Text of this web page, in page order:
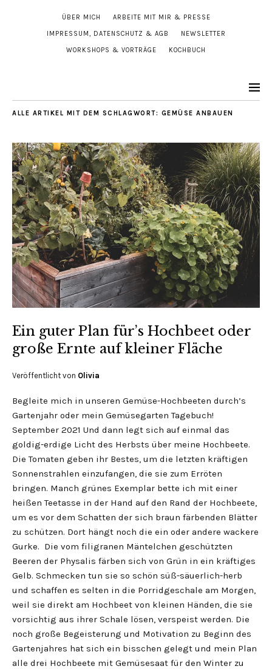
ÜBER MICH ARBEITE MIT MIR & PRESSE
IMPRESSUM, DATENSCHUTZ & AGB NEWSLETTER
WORKSHOPS & VORTRÄGE KOCHBUCH
ALLE ARTIKEL MIT DEM SCHLAGWORT: GEMÜSE ANBAUEN
Ein guter Plan für’s Hochbeet oder
große Ernte auf kleiner Fläche
Veröffentlicht von Olivia
Begleite mich in unseren Gemüse-Hochbeeten durch’s
Gartenjahr oder mein Gemüsegarten Tagebuch!
September 2021 Und dann legt sich auf einmal das
goldig-erdige Licht des Herbsts über meine Hochbeete.
Die Tomaten geben ihr Bestes, um die letzten kräftigen
Sonnenstrahlen einzufangen, die sie zum Erröten
bringen. Manch grünes Exemplar bette ich mit einer
heißen Teetasse in der Hand auf den Rand der Hochbeete,
um es vor dem Schatten der sich braun färbenden Blätter
zu schützen. Dort hängt noch die ein oder andere wackere
Gurke. Die vom filigranen Mäntelchen geschützten
Beeren der Physalis färben sich von Grün in ein kräftiges
Gelb. Schmecken tun sie so schön süß-säuerlich-herb
und schaffen es selten in die Porridgeschale am Morgen,
weil sie direkt am Hochbeet von kleinen Händen, die sie
vorsichtig aus ihrer Schale lösen, verspeist werden. Die
noch große Begeisterung und Motivation zu Beginn des
Gartenjahres hat sich ein bisschen gelegt und mein Plan
alle drei Hochbeete mit Gemüsesaat für den Winter zu